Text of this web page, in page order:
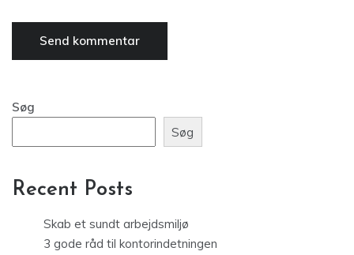
Søg
Søg
Recent Posts
Skab et sundt arbejdsmiljø
3 gode råd til kontorindetningen